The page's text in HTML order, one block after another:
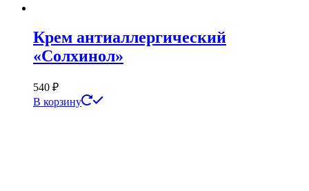
Крем антиаллергический
«Солхинол»
540 ₽
В корзину